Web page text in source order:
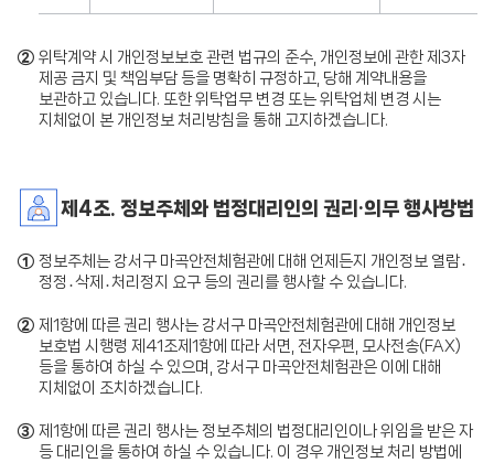
② 위탁계약 시 개인정보보호 관련 법규의 준수, 개인정보에 관한 제3자
제공 금지 및 책임부담 등을 명확히 규정하고, 당해 계약내용을
보관하고 있습니다. 또한 위탁업무 변경 또는 위탁업체 변경 시는
지체없이 본 개인정보 처리방침을 통해 고지하겠습니다.
제4조. 정보주체와 법정대리인의 권리·의무 행사방법
① 정보주체는 강서구 마곡안전체험관에 대해 언제든지 개인정보 열람․
정정․삭제․처리정지 요구 등의 권리를 행사할 수 있습니다.
② 제1항에 따른 권리 행사는 강서구 마곡안전체험관에 대해 개인정보
보호법 시행령 제41조제1항에 따라 서면, 전자우편, 모사전송(FAX)
등을 통하여 하실 수 있으며, 강서구 마곡안전체험관은 이에 대해
지체없이 조치하겠습니다.
③ 제1항에 따른 권리 행사는 정보주체의 법정대리인이나 위임을 받은 자
등 대리인을 통하여 하실 수 있습니다. 이 경우 개인정보 처리 방법에